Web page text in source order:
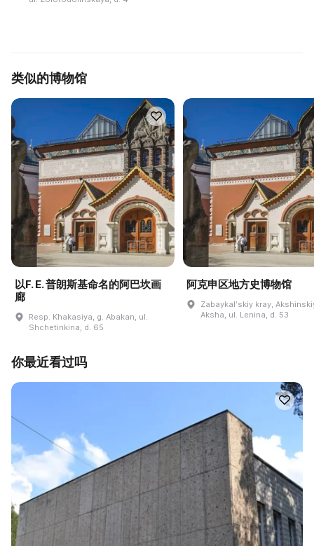
类似的博物馆
以F. E. 普朗斯基命名的阿巴坎画
廊
Resp. Khakasiya, g. Abakan, ul.
Shchetinkina, d. 65
阿克申区地方史博物馆
Zabaykalʹskiy kray,
Aksha, ul. Lenina, d. 53
你最近看过吗